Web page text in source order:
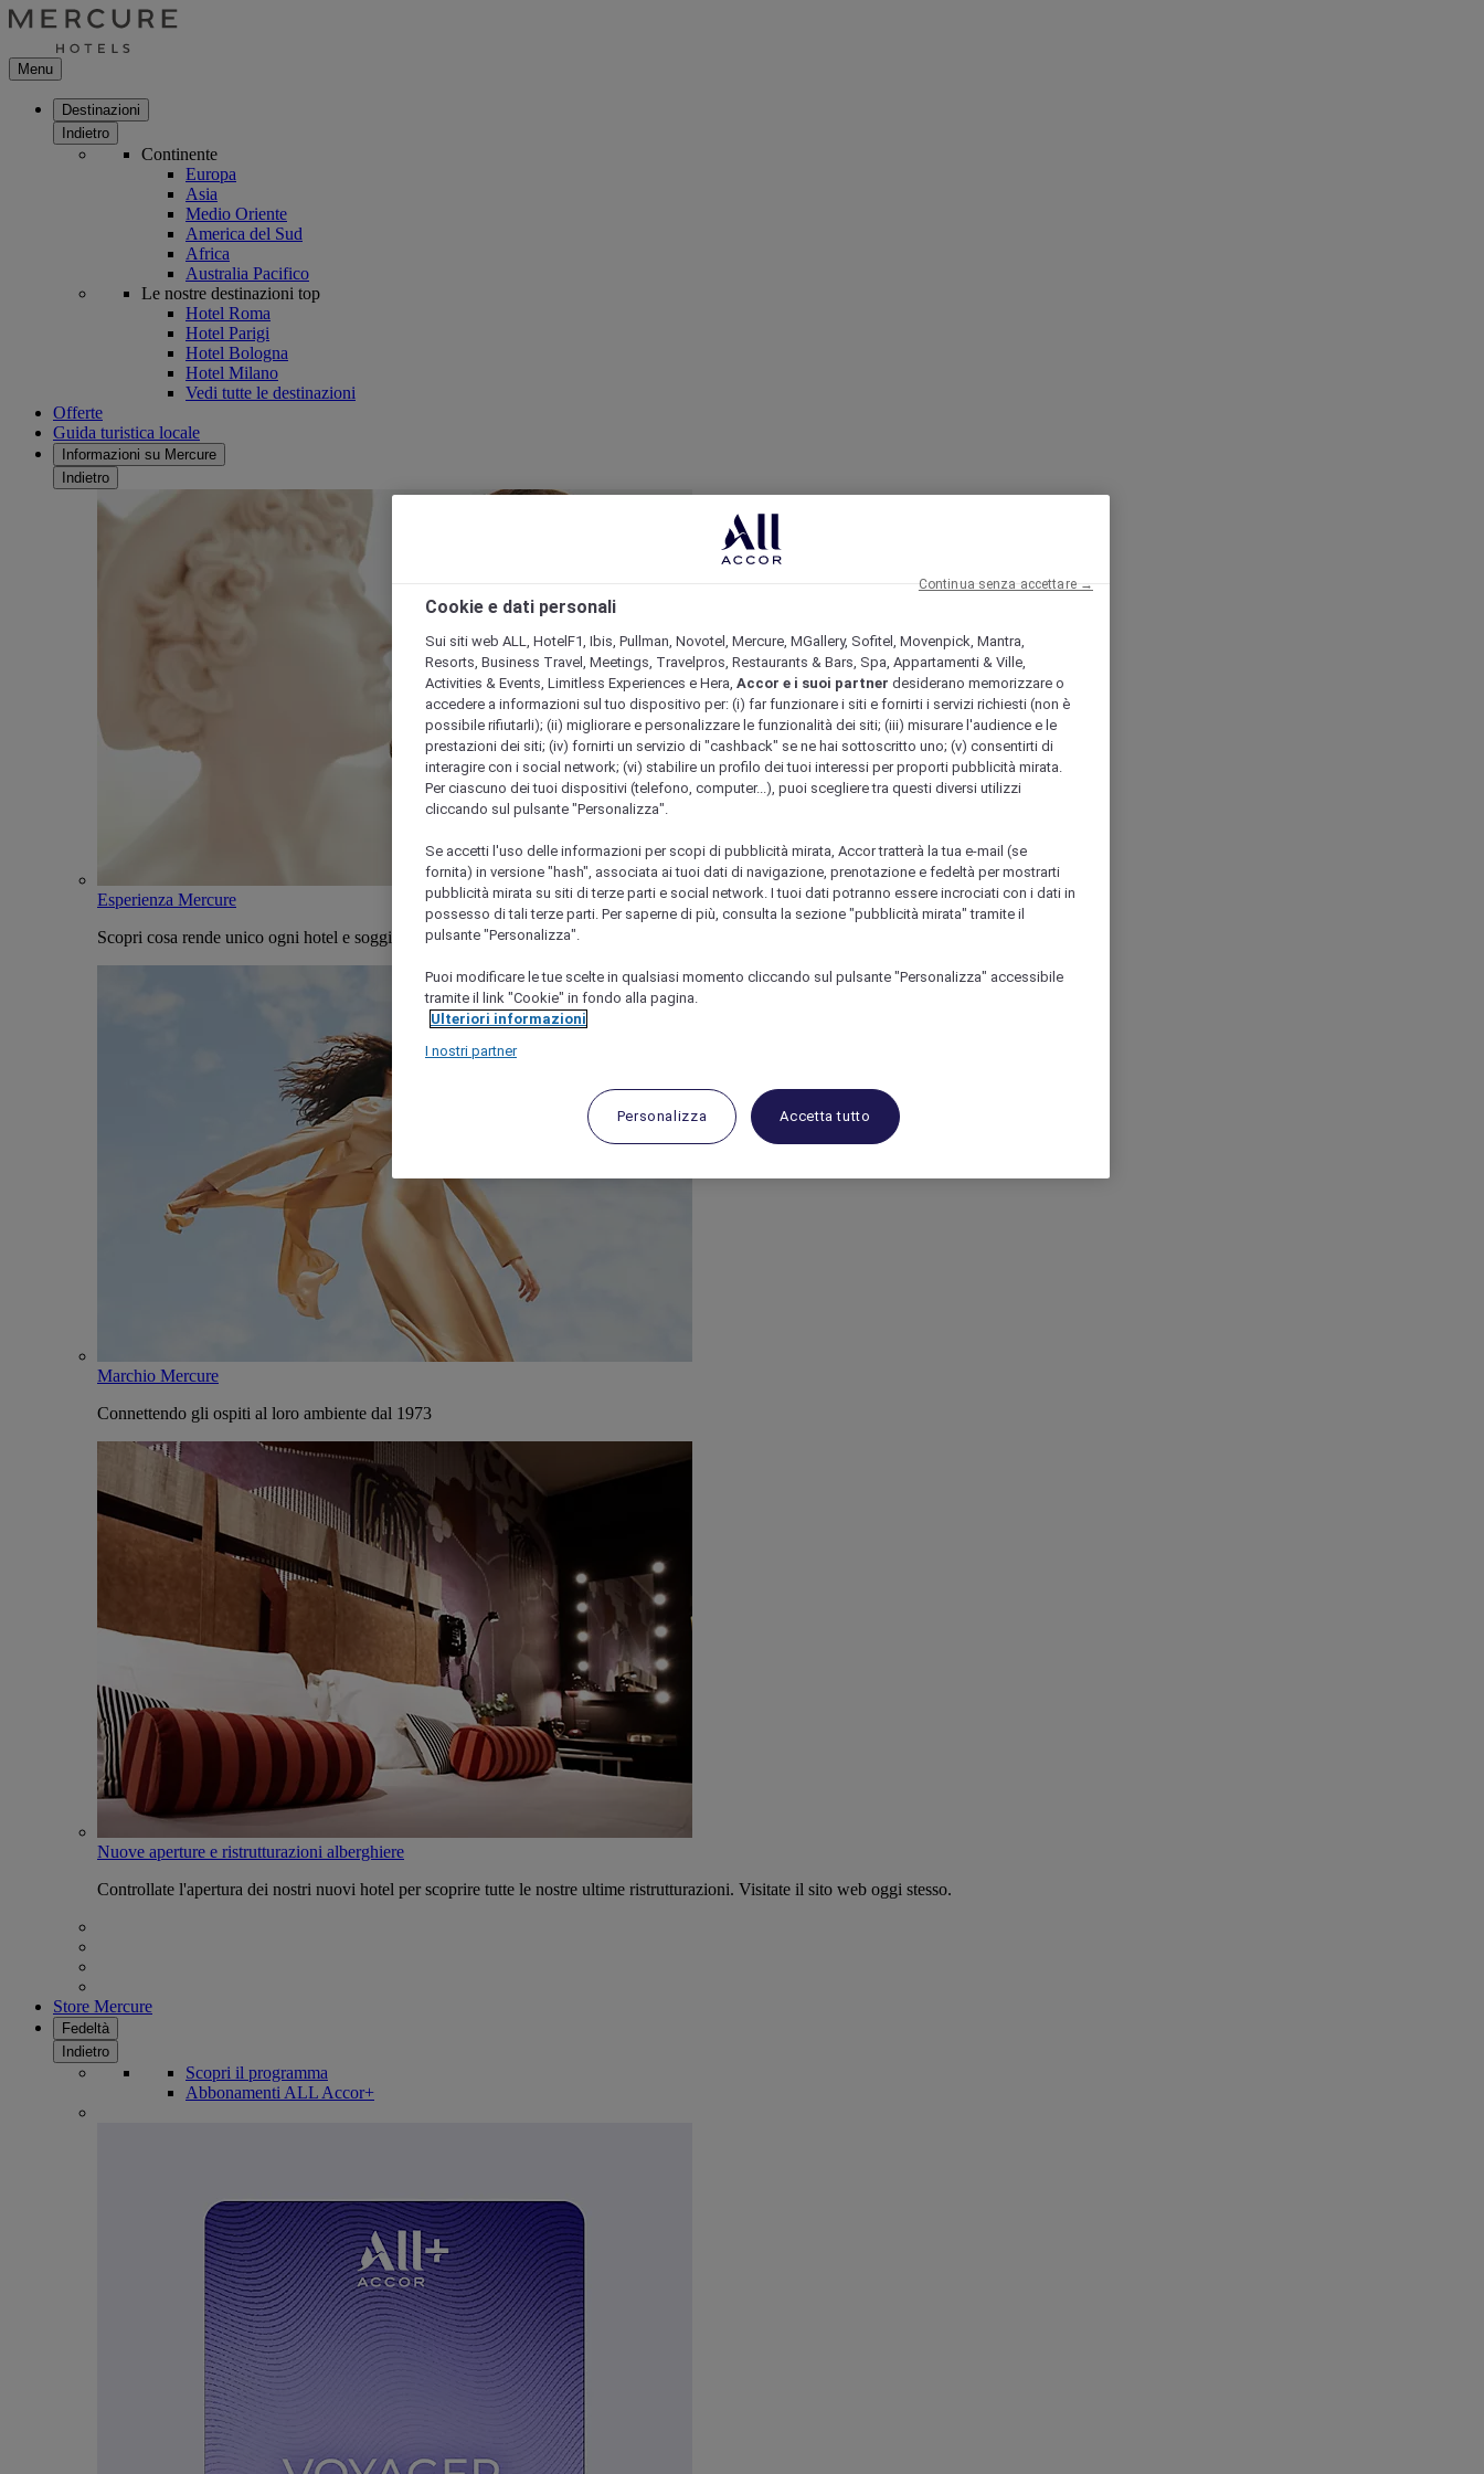
Menu
Destinazioni
Indietro
Continente
Europa
Asia
Medio Oriente
America del Sud
Africa
Australia Pacifico
Le nostre destinazioni top
Hotel Roma
Hotel Parigi
Hotel Bologna
Hotel Milano
Vedi tutte le destinazioni
Offerte
Guida turistica locale
Informazioni su Mercure
Indietro
Esperienza Mercure
Scopri cosa rende unico ogni hotel e soggiorno Mercure
Marchio Mercure
Connettendo gli ospiti al loro ambiente dal 1973
Nuove aperture e ristrutturazioni alberghiere
Controllate l'apertura dei nostri nuovi hotel per scoprire tutte le nostre ultime ristrutturazioni. Visitate il sito web oggi stesso.
Store Mercure
Fedeltà
Indietro
Scopri il programma
Abbonamenti ALL Accor+
Cookie e dati personali
Sui siti web ALL, HotelF1, Ibis, Pullman, Novotel, Mercure, MGallery, Sofitel, Movenpick, Mantra,
Resorts, Business Travel, Meetings, Travelpros, Restaurants & Bars, Spa, Appartamenti & Ville,
Activities & Events, Limitless Experiences e Hera, Accor e i suoi partner desiderano memorizzare o
accedere a informazioni sul tuo dispositivo per: (i) far funzionare i siti e fornirti i servizi richiesti (non è
possibile rifiutarli); (ii) migliorare e personalizzare le funzionalità dei siti; (iii) misurare l'audience e le
prestazioni dei siti; (iv) fornirti un servizio di "cashback" se ne hai sottoscritto uno; (v) consentirti di
interagire con i social network; (vi) stabilire un profilo dei tuoi interessi per proporti pubblicità mirata.
Per ciascuno dei tuoi dispositivi (telefono, computer...), puoi scegliere tra questi diversi utilizzi
cliccando sul pulsante "Personalizza".
Se accetti l'uso delle informazioni per scopi di pubblicità mirata, Accor tratterà la tua e-mail (se
fornita) in versione "hash", associata ai tuoi dati di navigazione, prenotazione e fedeltà per mostrarti
pubblicità mirata su siti di terze parti e social network. I tuoi dati potranno essere incrociati con i dati in
possesso di tali terze parti. Per saperne di più, consulta la sezione "pubblicità mirata" tramite il
pulsante "Personalizza".
Puoi modificare le tue scelte in qualsiasi momento cliccando sul pulsante "Personalizza" accessibile
tramite il link "Cookie" in fondo alla pagina.
Ulteriori informazioni
I nostri partner
Personalizza Accetta tutto
Continua senza accettare →